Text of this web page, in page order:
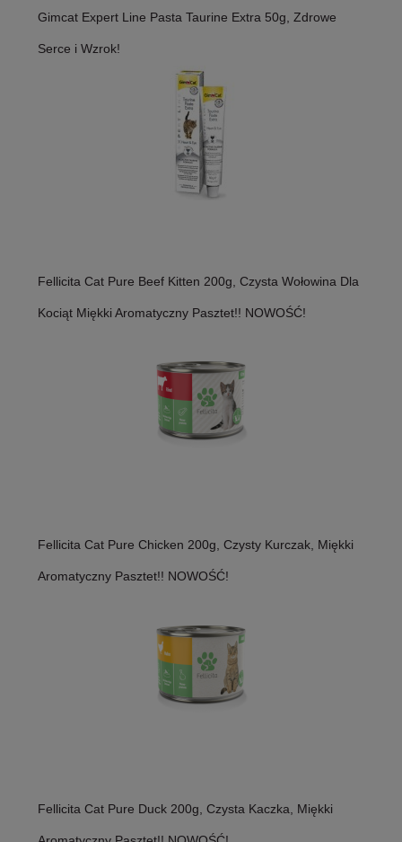
Gimcat Expert Line Pasta Taurine Extra 50g, Zdrowe
Serce i Wzrok!
Fellicita Cat Pure Beef Kitten 200g, Czysta Wołowina Dla
Kociąt Miękki Aromatyczny Pasztet!! NOWOŚĆ!
Fellicita Cat Pure Chicken 200g, Czysty Kurczak, Miękki
Aromatyczny Pasztet!! NOWOŚĆ!
Fellicita Cat Pure Duck 200g, Czysta Kaczka, Miękki